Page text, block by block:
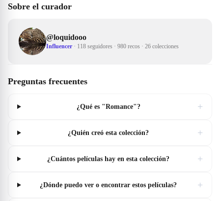
Sobre el curador
@loquidooo
Influencer · 118 seguidores · 980 recos · 26 colecciones
Preguntas frecuentes
¿Qué es "Romance"? +
¿Quién creó esta colección? +
¿Cuántos películas hay en esta colección? +
¿Dónde puedo ver o encontrar estos películas? +